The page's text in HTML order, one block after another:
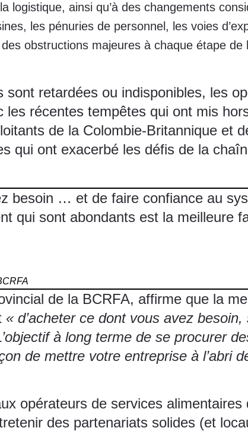
logistique, ainsi qu’à des changements
les pénuries de personnel, les voies
obstructions majeures à chaque étape de
retardées ou indisponibles, les
les récentes tempêtes qui ont mis
de la Colombie-Britannique et
qui ont exacerbé les défis de la
besoin … et de faire confiance au
qui sont abondants est la meilleure
de la BCRFA, affirme que la
« d’acheter ce dont vous avez
à long terme de se procurer
de mettre votre entreprise à l’abri
opérateurs de services
des partenariats solides (et